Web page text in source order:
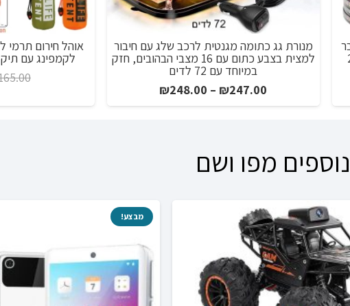
– סט של 2
מנורת גג כתומה מגנטית לרכב שלג עם חיבור
למצית בצבע כתום עם 16 מצבי הבהובים, חזק
במיוחד עם 72 לדים
₪247.00
–
₪248.00
טווח
מחירים:
אוהל חירום תרמי
לקמפינג עם
מפו ושם
מבצע!